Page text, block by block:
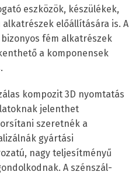
eszközök, készülékek,
előállítására is. A
fém alkatrészek
a komponensek
kompozit 3D nyomtatás
jelenthet
szeretnék a
gyártási
nagy teljesítményű
A szénszál-